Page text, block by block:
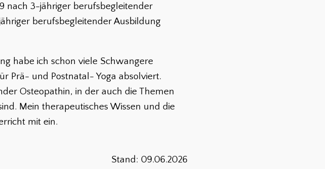
nach 3-jähriger berufsbegleitender
berufsbegleitender Ausbildung
habe ich schon viele Schwangere
Prä- und Postnatal- Yoga absolviert.
Osteopathin, in der auch die Themen
Mein therapeutisches Wissen und die
mit ein.
Stand: 09.06.2026